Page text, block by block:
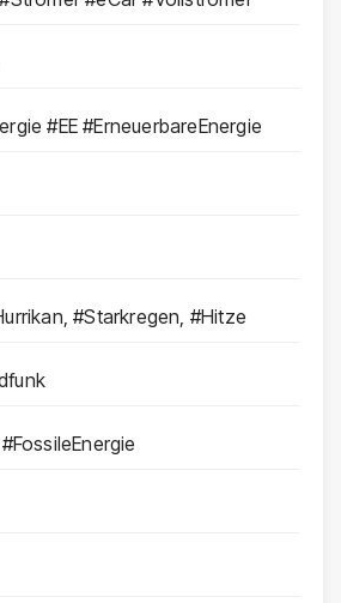
#EE #ErneuerbareEnergie
#Starkregen, #Hitze